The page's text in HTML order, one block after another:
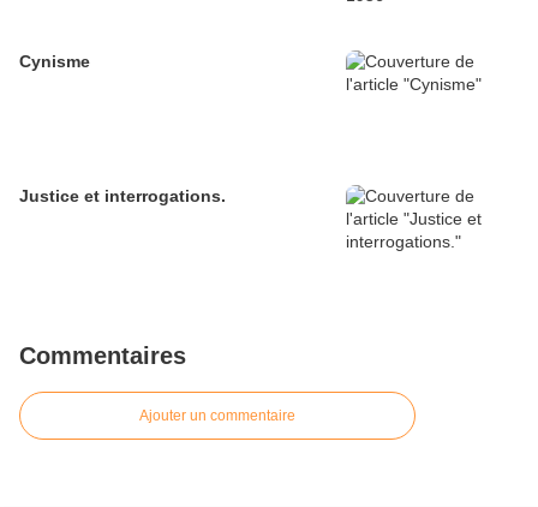
Cynisme
Justice et interrogations.
Commentaires
Ajouter un commentaire